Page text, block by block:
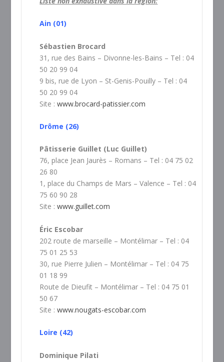
Ain (01)
Sébastien Brocard
31, rue des Bains – Divonne-les-Bains – Tel : 04
50 20 99 04
9 bis, rue de Lyon – St-Genis-Pouilly – Tel : 04
50 20 99 04
Site :www.brocard-patissier.com
Drôme (26)
Pâtisserie Guillet (Luc Guillet)
76, place Jean Jaurès – Romans – Tel : 04 75 02
26 80
1, place du Champs de Mars – Valence – Tel : 04
75 60 90 28
Site :www.guillet.com
Éric Escobar
202 route de marseille – Montélimar – Tel : 04
75 01 25 53
30, rue Pierre Julien – Montélimar – Tel : 04 75
01 18 99
Route de Dieufit – Montélimar – Tel : 04 75 01
50 67
Site :www.nougats-escobar.com
Loire (42)
Dominique Pilati